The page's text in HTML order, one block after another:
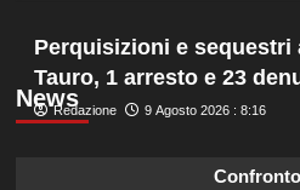
News
Perquisizioni e sequestri
Tauro, 1 arresto e 23
Redazione 9 Agosto 2026 : 8:16